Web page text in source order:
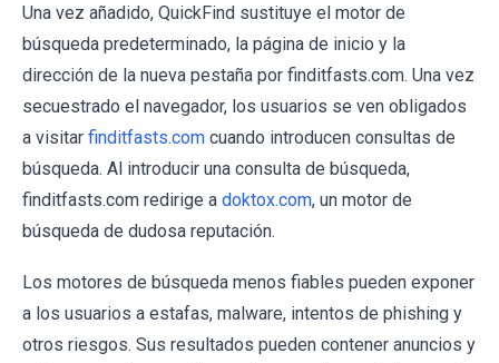
Una vez añadido, QuickFind sustituye el motor de
búsqueda predeterminado, la página de inicio y la
dirección de la nueva pestaña por finditfasts.com. Una vez
secuestrado el navegador, los usuarios se ven obligados
a visitar finditfasts.com cuando introducen consultas de
búsqueda. Al introducir una consulta de búsqueda,
finditfasts.com redirige a doktox.com, un motor de
búsqueda de dudosa reputación.
Los motores de búsqueda menos fiables pueden exponer
a los usuarios a estafas, malware, intentos de phishing y
otros riesgos. Sus resultados pueden contener anuncios y